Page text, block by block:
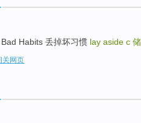
Bad Habits 丢掉坏习惯 lay aside c
关网页